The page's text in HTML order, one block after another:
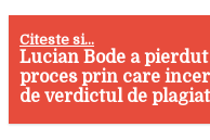
Citeste si...
Lucian Bode a
proces prin care
de verdictul de